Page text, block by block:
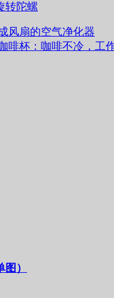
转陀螺
风扇的空气净化器
啡杯：咖啡不冷，工
）